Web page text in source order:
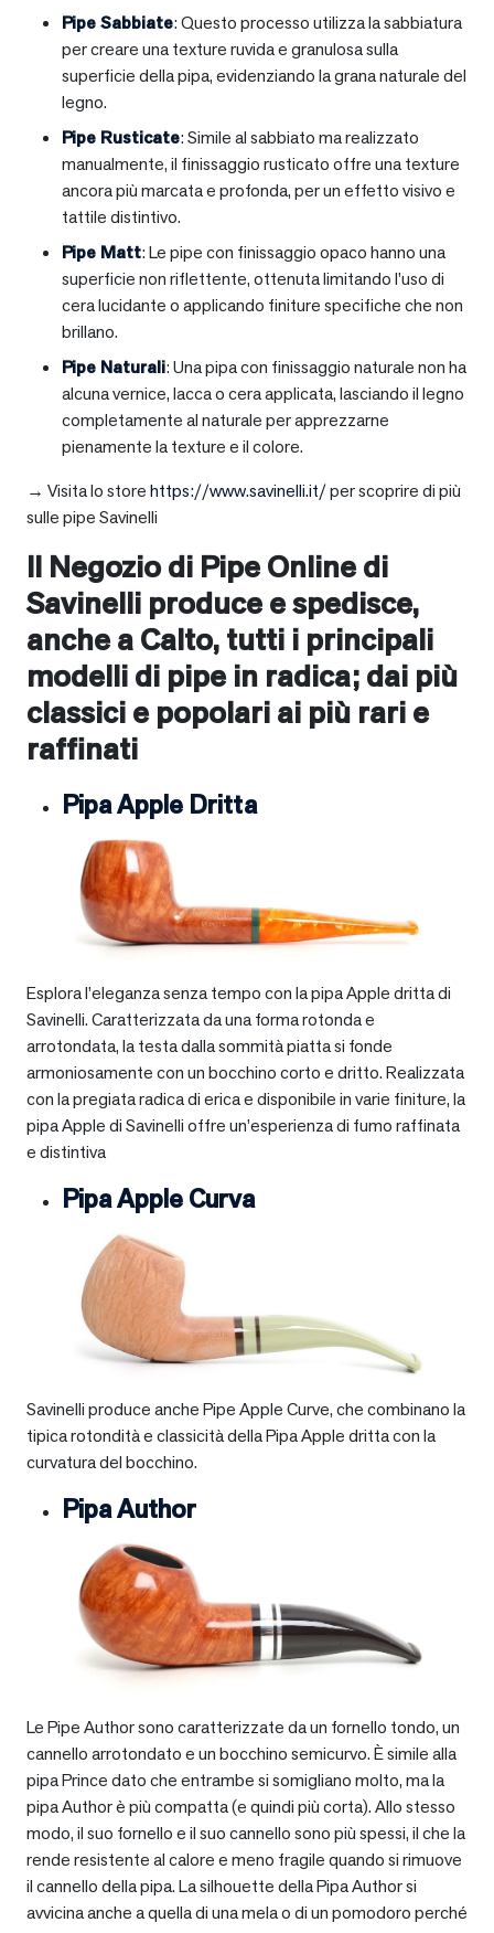
Pipe Sabbiate: Questo processo utilizza la sabbiatura
per creare una texture ruvida e granulosa sulla
superficie della pipa, evidenziando la grana naturale del
legno.
Pipe Rusticate: Simile al sabbiato ma realizzato
manualmente, il finissaggio rusticato offre una texture
ancora più marcata e profonda, per un effetto visivo e
tattile distintivo.
Pipe Matt: Le pipe con finissaggio opaco hanno una
superficie non riflettente, ottenuta limitando l’uso di
cera lucidante o applicando finiture specifiche che non
brillano.
Pipe Naturali: Una pipa con finissaggio naturale non ha
alcuna vernice, lacca o cera applicata, lasciando il legno
completamente al naturale per apprezzarne
pienamente la texture e il colore.
→ Visita lo storehttps://www.savinelli.it/per scoprire di più
sulle pipe Savinelli
Il Negozio di Pipe Online di
Savinelli produce e spedisce,
anche aCalto, tutti i principali
modelli di pipe in radica; dai più
classici e popolari ai più rari e
raffinati
Pipa Apple Dritta
Esplora l’eleganza senza tempo con la pipa Apple dritta di
Savinelli. Caratterizzata da una forma rotonda e
arrotondata, la testa dalla sommità piatta si fonde
armoniosamente con un bocchino corto e dritto. Realizzata
con la pregiata radica di erica e disponibile in varie finiture, la
pipa Apple di Savinelli offre un’esperienza di fumo raffinata
e distintiva
Pipa Apple Curva
Savinelli produce anche Pipe Apple Curve, che combinano la
tipica rotondità e classicità della Pipa Apple dritta con la
curvatura del bocchino.
Pipa Author
Le Pipe Author sono caratterizzate da un fornello tondo, un
cannello arrotondato e un bocchino semicurvo. È simile alla
pipa Prince dato che entrambe si somigliano molto, ma la
pipa Author è più compatta (e quindi più corta). Allo stesso
modo, il suo fornello e il suo cannello sono più spessi, il che la
rende resistente al calore e meno fragile quando si rimuove
il cannello della pipa. La silhouette della Pipa Author si
avvicina anche a quella di una mela o di un pomodoro perché